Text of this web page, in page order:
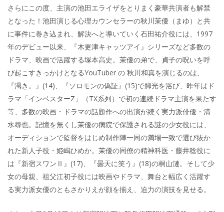
さらにこの度、主演の池田エライザをとりまく豪華共演者も解禁
となった！池田演じる心理カウンセラーの秋川茉優（まゆ）と共
に事件に巻き込まれ、解決へと導いていく石田祐介役には、1997
年のデビュー以来、『木更津キャッツアイ』シリーズなど多数の
ドラマ、映画で活躍する塚本高史。茉優の弟で、貞子の呪いを呼
び起こすきっかけとなるYouTuber の 秋川和真を演じるのは、
『渇き。』(14)、『ソロモンの偽証』(15)で脚光を浴び、昨年はド
ラマ「インベスターZ」（TX系列）で初の連続ドラマ主演を果たす
等、多数の映画・ドラマの話題作への出演が続く実力派俳優・清
水尋也。記憶を無くし茉優の病院で保護される謎の少女役には、
オーディションで監督をはじめ制作陣一同の満場一致で選び抜か
れた新人子役・姫嶋ひめか。茉優の同僚の精神科医・藤井稔役に
は『新宿スワンⅡ』(17)、『曇天に笑う』(18)の桐山漣。そして少
女の母親、祖父江初子役には映画やドラマ、舞台と幅広く活躍す
る実力派女優のともさかりえが顔を揃え、迫力の演技を見せる。